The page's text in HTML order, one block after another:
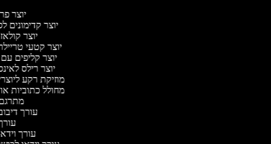
יוצר
יוצר
יוצר
יוצר קטעי
יוצר קליפים
יוצר רילס
מוזיקת רקע
מחולל כתוביות
עורך
עורך